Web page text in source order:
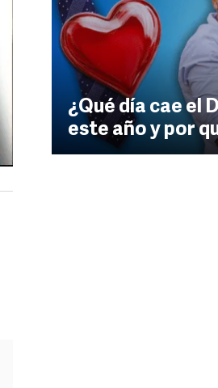
¿Qué día cae el
este año y por